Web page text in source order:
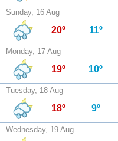
Sunday, 16 Aug
20º 11º
Monday, 17 Aug
19º 10º
Tuesday, 18 Aug
18º 9º
Wednesday, 19 Aug